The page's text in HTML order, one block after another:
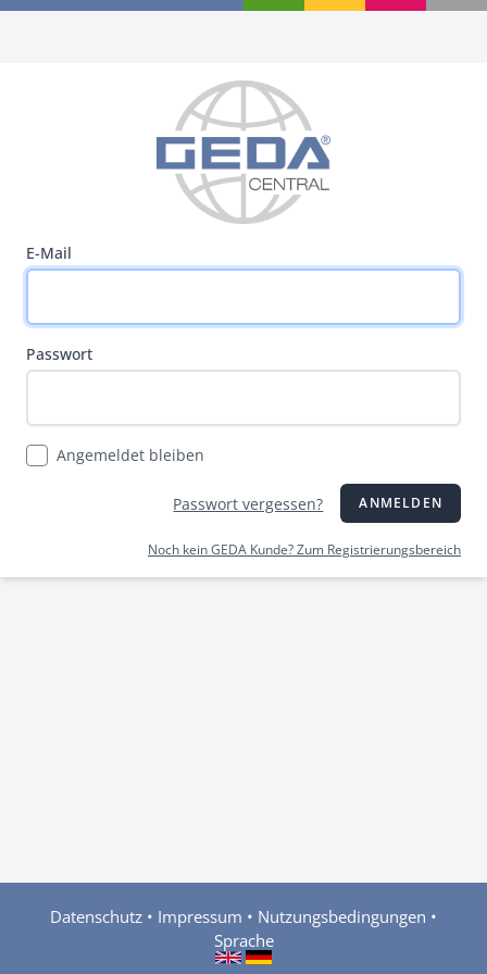
E-Mail
Passwort
Angemeldet bleiben
Passwort vergessen? ANMELDEN
Noch kein GEDA Kunde? Zum Registrierungsbereich
Datenschutz • Impressum • Nutzungsbedingungen •
Sprache